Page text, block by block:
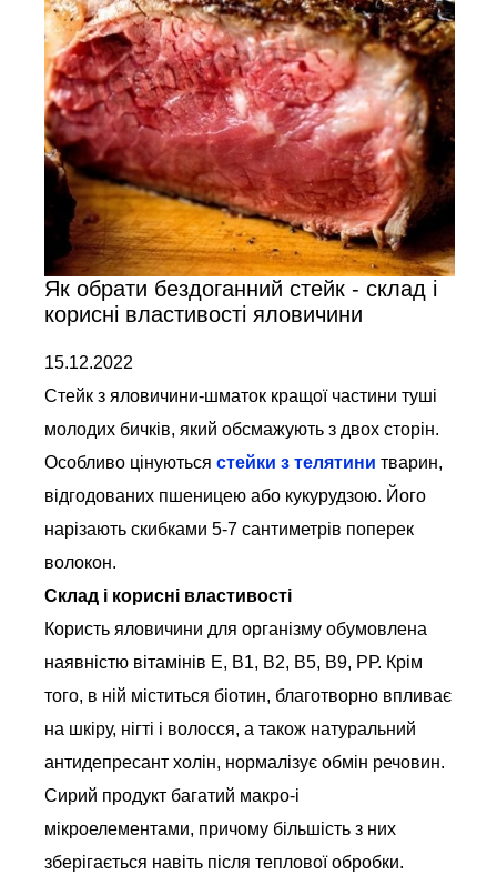
Як обрати бездоганний стейк - склад і
корисні властивості яловичини
15.12.2022
Стейк з яловичини-шматок кращої частини туші
молодих бичків, який обсмажують з двох сторін.
Особливо цінуються стейки з телятини тварин,
відгодованих пшеницею або кукурудзою. Його
нарізають скибками 5-7 сантиметрів поперек
волокон.
Склад і корисні властивості
Користь яловичини для організму обумовлена
наявністю вітамінів Е, В1, В2, В5, В9, РР. Крім
того, в ній міститься біотин, благотворно впливає
на шкіру, нігті і волосся, а також натуральний
антидепресант холін, нормалізує обмін речовин.
Сирий продукт багатий макро-і
мікроелементами, причому більшість з них
зберігається навіть після теплової обробки.